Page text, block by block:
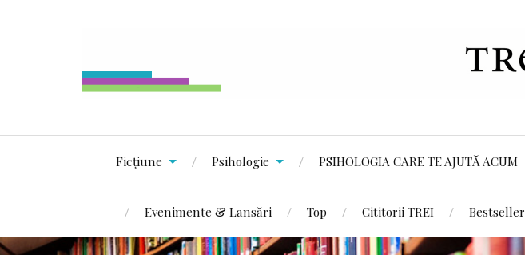
Ficțiune Psihologie PSIHOLOGIA CARE TE AJUTĂ ACUM
Evenimente & Lansări Top Cititorii TREI Bestseller